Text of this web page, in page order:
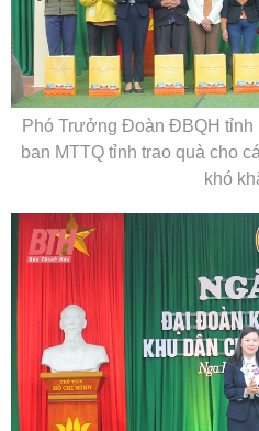
Phó Trưởng Đoàn ĐBQH tỉnh
ban MTTQ tỉnh trao quà cho
khó